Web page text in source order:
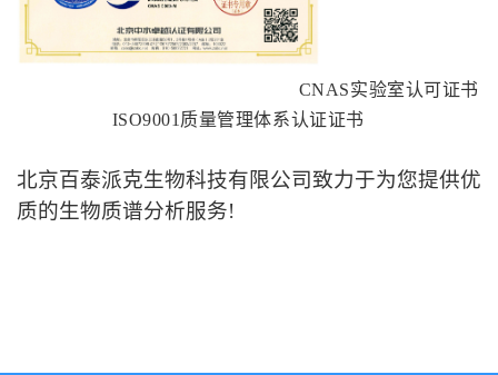
CNAS实验室认可证书
ISO9001质量管理体系认证证书
北京百泰派克生物科技有限公司致力于为您提供优
质的生物质谱分析服务!